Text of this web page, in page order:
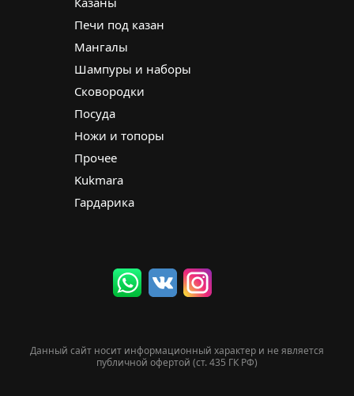
Печи под казан
Мангалы
Шампуры и наборы
Сковородки
Посуда
Ножи и топоры
Прочее
Kukmara
Гардарика
Данный сайт носит информационный характер и не является
публичной офертой (ст. 435 ГК РФ)